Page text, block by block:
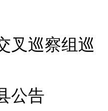
叉巡察组巡
公告